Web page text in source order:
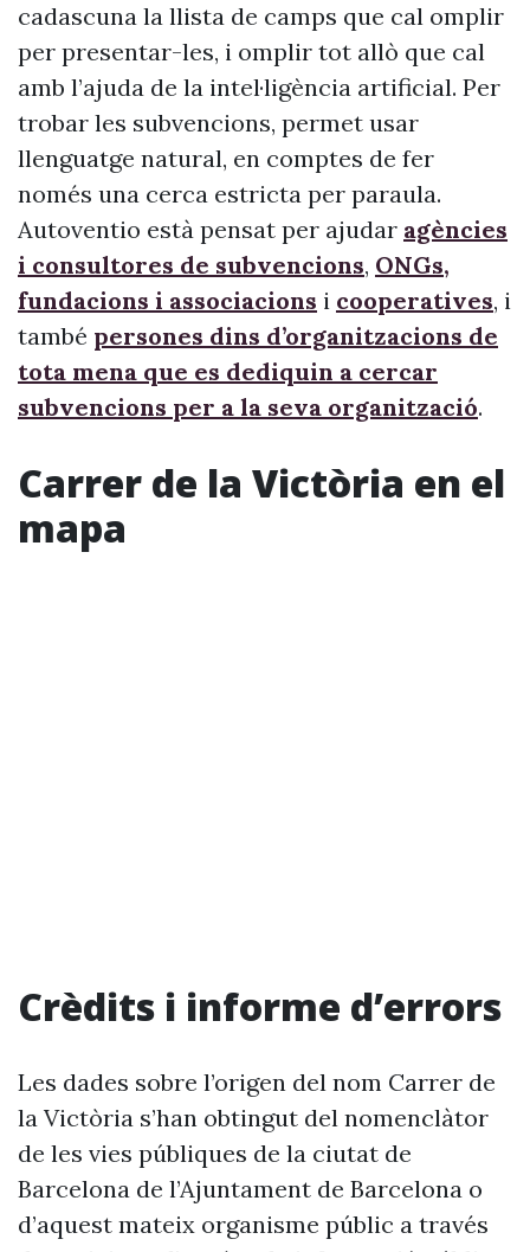
cadascuna la llista de camps que cal omplir
per presentar-les, i omplir tot allò que cal
amb l’ajuda de la intel·ligència artificial. Per
trobar les subvencions, permet usar
llenguatge natural, en comptes de fer
només una cerca estricta per paraula.
Autoventio està pensat per ajudar agències
i consultores de subvencions, ONGs,
fundacions i associacions i cooperatives, i
també persones dins d’organitzacions de
tota mena que es dediquin a cercar
subvencions per a la seva organització.
Carrer de la Victòria en el
mapa
Crèdits i informe d’errors
Les dades sobre l’origen del nom Carrer de
la Victòria s’han obtingut del nomenclàtor
de les vies públiques de la ciutat de
Barcelona de l’Ajuntament de Barcelona o
d’aquest mateix organisme públic a través